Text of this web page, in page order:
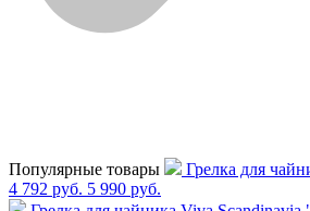
Популярные товары
Грелка для
4 792 руб. 5 990 руб.